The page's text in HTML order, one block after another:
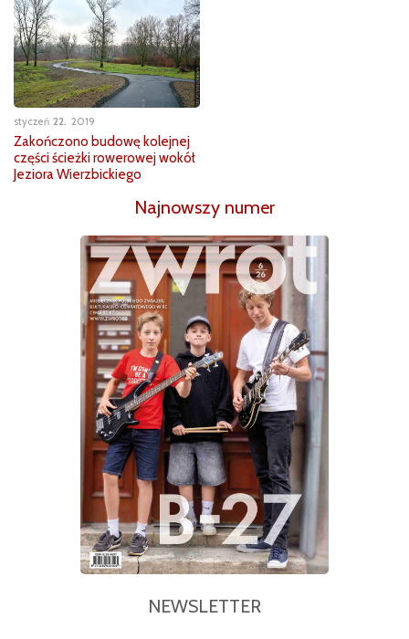
styczeń 22 2019
Zakończono budowę kolejnej
części ścieżki rowerowej wokół
Jeziora Wierzbickiego
Najnowszy numer
NEWSLETTER